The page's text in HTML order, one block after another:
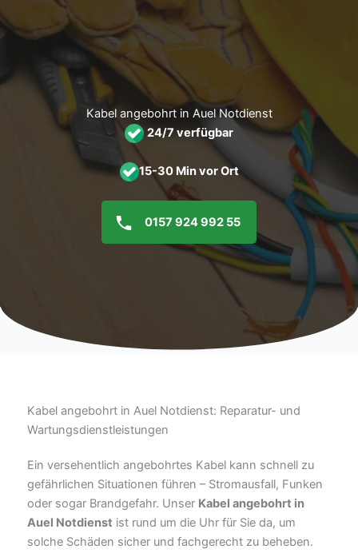
Inhalt
Kabel angebohrt in Auel Notdienst
24/7 verfügbar
15-30 Min vor Ort
0157 924 992 55
Kabel angebohrt in Auel Notdienst: Reparatur- und
Wartungsdienstleistungen
Ein versehentlich angebohrtes Kabel kann schnell zu
gefährlichen Situationen führen – Stromausfall, Funken
oder sogar Brandgefahr. Unser Kabel angebohrt in
Auel Notdienst ist rund um die Uhr für Sie da, um
solche Schäden sicher und fachgerecht zu beheben.